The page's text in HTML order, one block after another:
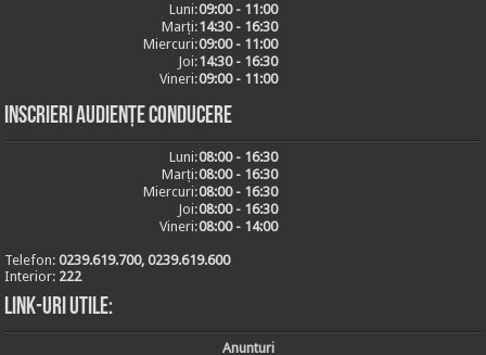
Luni:09:00 - 11:00
Marți:14:30 - 16:30
Miercuri:09:00 - 11:00
Joi:14:30 - 16:30
Vineri:09:00 - 11:00
Inscrieri audiențe conducere
Luni:08:00 - 16:30
Marți:08:00 - 16:30
Miercuri:08:00 - 16:30
Joi:08:00 - 16:30
Vineri:08:00 - 14:00
Telefon:0239.619.700, 0239.619.600
Interior: 222
Link-uri utile:
Anunturi